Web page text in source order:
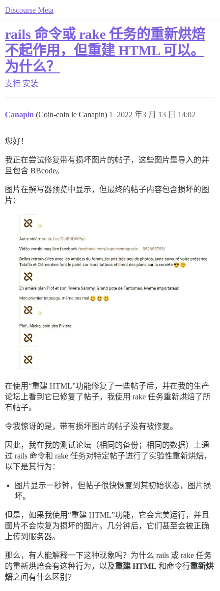
Discourse Meta
rails 命令或 rake 任务的重新烘焙
不起作用，但重建 HTML 可以。
为什么？
支持 安装
Canapin (Coin-coin le Canapin) 2022 年3 月 13 日 14:02
1
您好！
我正在尝试修复带有损坏图片的帖子，这些图片是导入的并
且包含 BBcode。
图片在撰写器预览中显示，但最终的帖子内容包含损坏的图
片：
在使用“重建 HTML”功能修复了一些帖子后，并在我的生产
论坛上看到它已修复了帖子，我使用 rake 任务重新烘焙了所
有帖子。
令我惊讶的是，带有损坏图片的帖子没有被修复。
因此，我在我的测试论坛（相同的备份；相同的数据）上通
过 rails 命令和 rake 任务对特定帖子进行了实验性重新烘焙，
以下是其行为：
图片显示一秒钟，但帖子很快恢复到其初始状态，图片损
坏。
但是，如果我使用“重建 HTML”功能，它会完美运行，并且
图片不会恢复为损坏的图片。几分钟后，它们甚至会被正确
上传到服务器。
那么，有人能解释一下这种现象吗？为什么 rails 或 rake 任务
的重新烘焙会有这种行为，以及重建 HTML 和命令行重新烘
焙之间有什么区别？